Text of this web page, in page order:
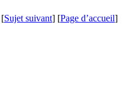
Sujet suivant] [Page d’accueil]